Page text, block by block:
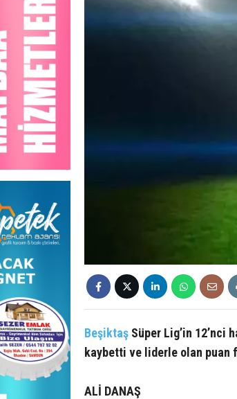
Beşiktaş Süper Lig’in 12’nci
kaybetti ve liderle olan puan
ALİ DANAŞ